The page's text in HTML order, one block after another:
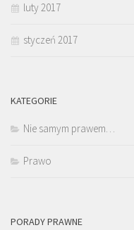
luty 2017
styczeń 2017
KATEGORIE
Nie samym prawem…
Prawo
PORADY PRAWNE